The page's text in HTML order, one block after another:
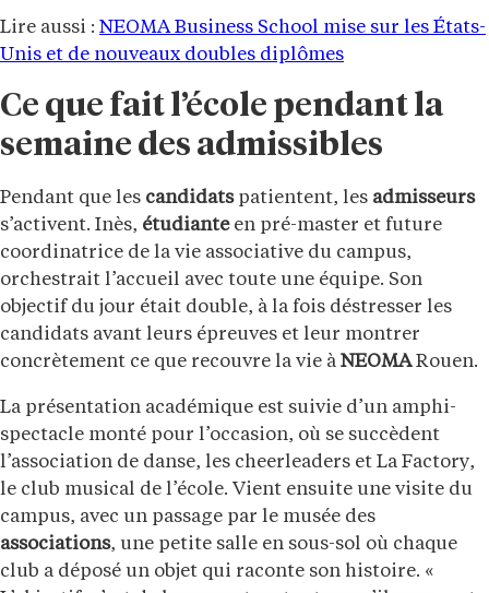
Lire aussi : NEOMA Business School mise sur les États-
Unis et de nouveaux doubles diplômes
Ce que fait l’école pendant la
semaine des admissibles
Pendant que les candidatspatientent, les admisseurs
s’activent. Inès, étudianteen pré-master et future
coordinatrice de la vie associative du campus,
orchestrait l’accueil avec toute une équipe. Son
objectif du jour était double, à la fois déstresser les
candidats avant leurs épreuves et leur montrer
concrètement ce que recouvre la vie à NEOMARouen.
La présentation académique est suivie d’un amphi-
spectacle monté pour l’occasion, où se succèdent
l’association de danse, les cheerleaders et La Factory,
le club musical de l’école. Vient ensuite une visite du
campus, avec un passage par le musée des
associations, une petite salle en sous-sol où chaque
club a déposé un objet qui raconte son histoire. «